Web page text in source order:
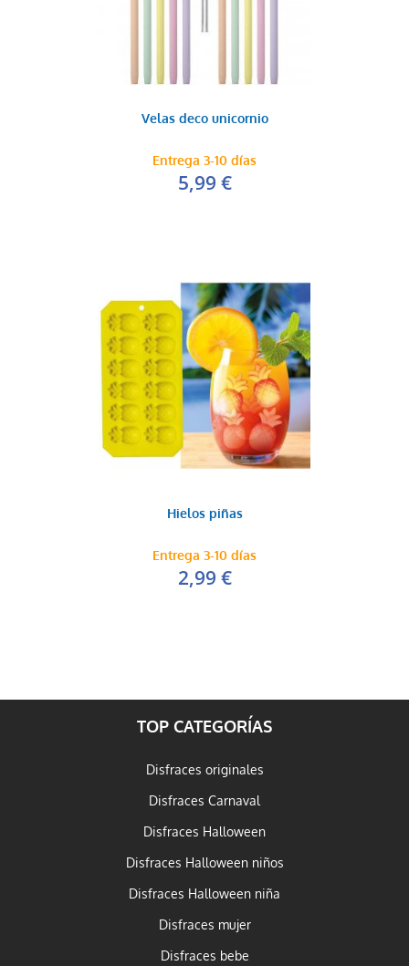
Velas deco unicornio
Entrega 3-10 días
5,99 €
Hielos piñas
Entrega 3-10 días
2,99 €
TOP CATEGORÍAS
Disfraces originales
Disfraces Carnaval
Disfraces Halloween
Disfraces Halloween niños
Disfraces Halloween niña
Disfraces mujer
Disfraces bebe